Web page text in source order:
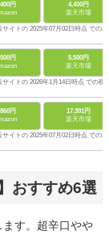
円
4,400円
楽天市場
イトの 2025年07月02日時点 での税
円
5,500円
楽天市場
イトの 2026年1月14日時点 での税
円
17,391円
楽天市場
イトの 2025年07月02日時点 での税
おすすめ6選
す。超辛口やや